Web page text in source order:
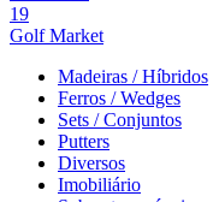
19
Golf Market
Madeiras / Híbridos
Ferros / Wedges
Sets / Conjuntos
Putters
Diversos
Imobiliário